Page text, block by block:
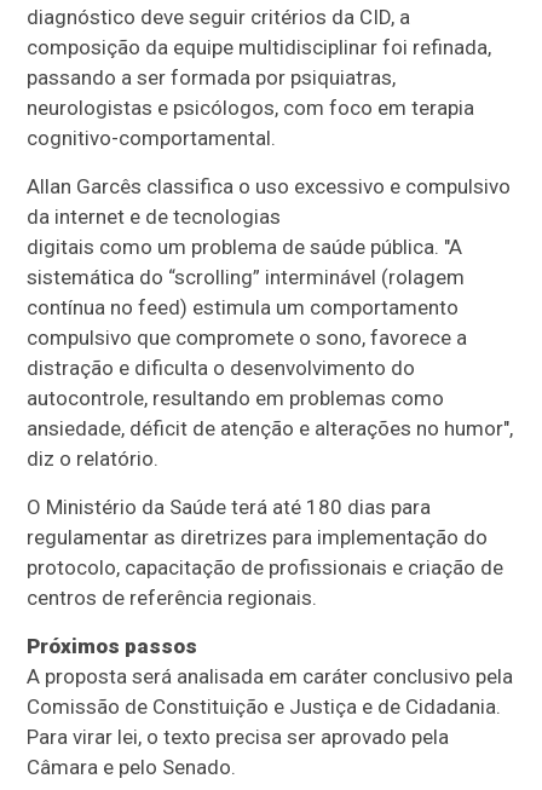
diagnóstico deve seguir critérios da CID, a
composição da equipe multidisciplinar foi refinada,
passando a ser formada por psiquiatras,
neurologistas e psicólogos, com foco em terapia
cognitivo-comportamental.
Allan Garcês classifica o uso excessivo e compulsivo
da internet e de tecnologias
digitais como um problema de saúde pública. "A
sistemática do “scrolling” interminável (rolagem
contínua no feed) estimula um comportamento
compulsivo que compromete o sono, favorece a
distração e dificulta o desenvolvimento do
autocontrole, resultando em problemas como
ansiedade, déficit de atenção e alterações no humor",
diz o relatório.
O Ministério da Saúde terá até 180 dias para
regulamentar as diretrizes para implementação do
protocolo, capacitação de profissionais e criação de
centros de referência regionais.
Próximos passos
A proposta será analisada em caráter conclusivo pela
Comissão de Constituição e Justiça e de Cidadania.
Para virar lei, o texto precisa ser aprovado pela
Câmara e pelo Senado.